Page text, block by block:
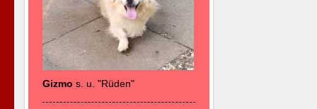
Gizmo s. u. "Rüden"